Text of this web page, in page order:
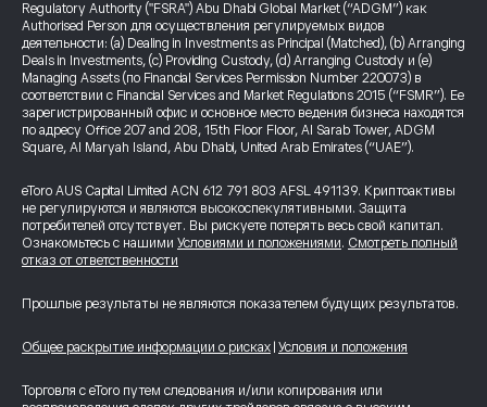
Regulatory Authority ("FSRA") Abu Dhabi Global Market (“ADGM”) как
Authorised Person для осуществления регулируемых видов
деятельности: (a) Dealing in Investments as Principal (Matched), (b) Arranging
Deals in Investments, (c) Providing Custody, (d) Arranging Custody и (e)
Managing Assets (по Financial Services Permission Number 220073) в
соответствии с Financial Services and Market Regulations 2015 (“FSMR”). Ее
зарегистрированный офис и основное место ведения бизнеса находятся
по адресу Office 207 and 208, 15th Floor Floor, Al Sarab Tower, ADGM
Square, Al Maryah Island, Abu Dhabi, United Arab Emirates (“UAE”).
eToro AUS Capital Limited ACN 612 791 803 AFSL 491139. Криптоактивы
не регулируются и являются высокоспекулятивными. Защита
потребителей отсутствует. Вы рискуете потерять весь свой капитал.
Ознакомьтесь с нашими Условиями и положениями. Смотреть полный
отказ от ответственности
Прошлые результаты не являются показателем будущих результатов.
Общее раскрытие информации о рисках Условия и положения
Торговля с eToro путем следования и/или копирования или